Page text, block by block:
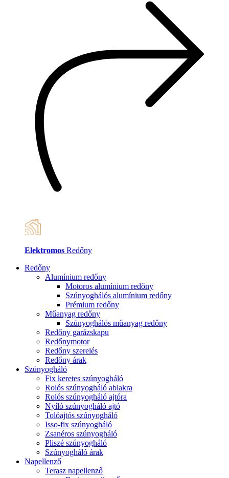
Elektromos Redőny
Redőny
Alumínium redőny
Motoros alumínium redőny
Szúnyoghálós alumínium redőny
Prémium redőny
Műanyag redőny
Szúnyoghálós műanyag redőny
Redőny garázskapu
Redőnymotor
Redőny szerelés
Redőny árak
Szúnyogháló
Fix keretes szúnyogháló
Rolós szúnyogháló ablakra
Rolós szúnyogháló ajtóra
Nyíló szúnyogháló ajtó
Tolóajtós szúnyogháló
Isso-fix szúnyogháló
Zsanéros szúnyogháló
Pliszé szúnyogháló
Szúnyogháló árak
Napellenző
Terasz napellenző